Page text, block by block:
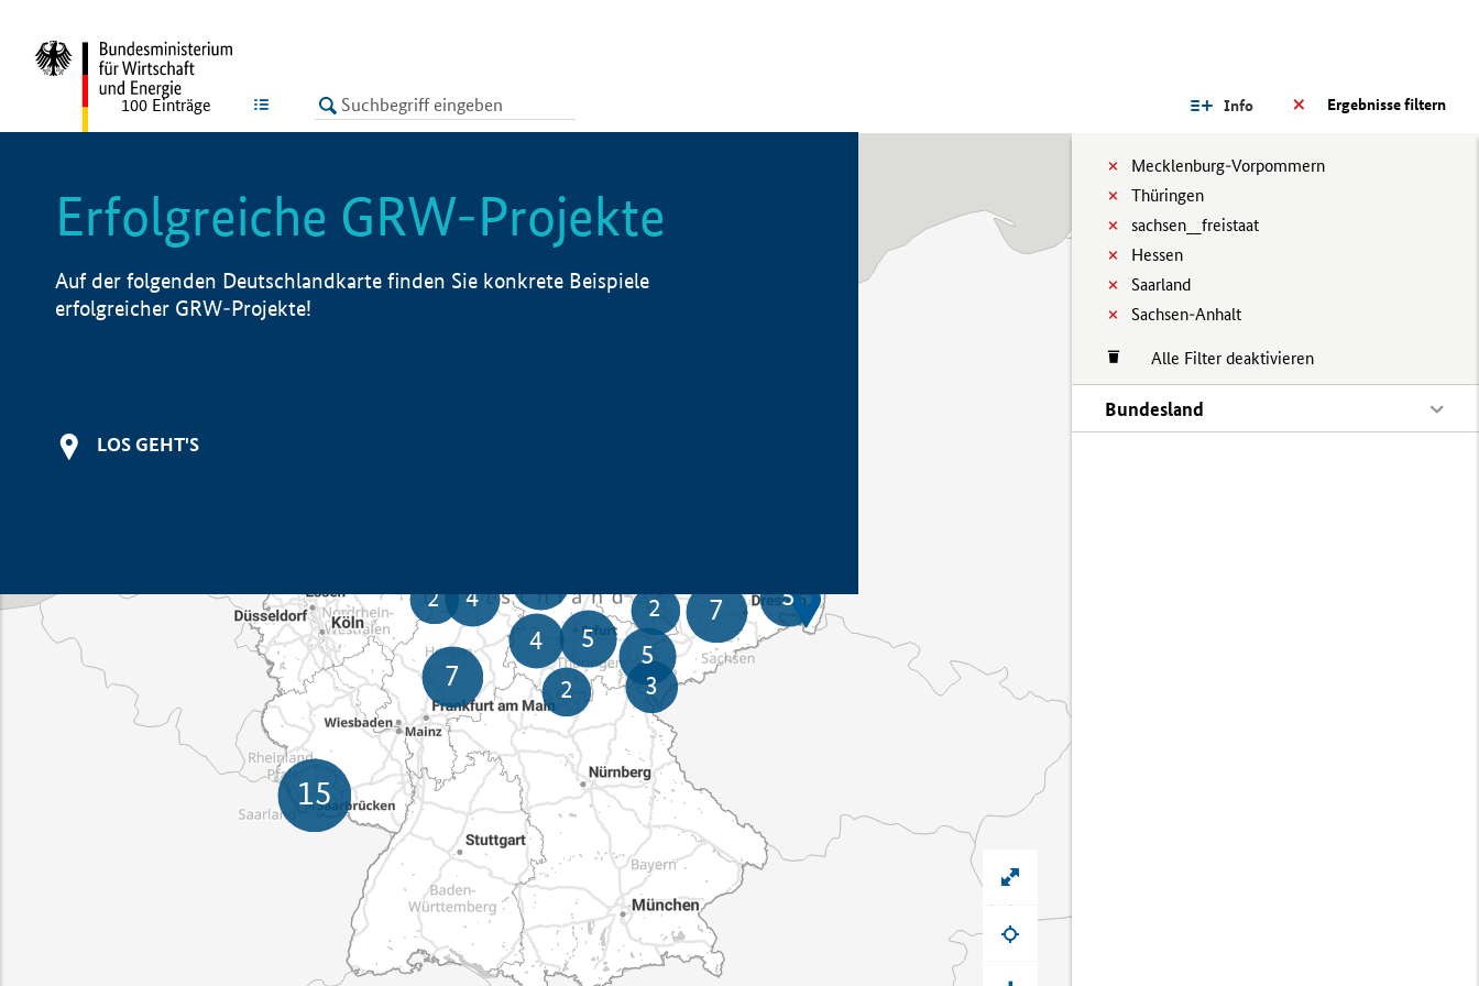
LISTE Ergebnisse filtern
Info
Mecklenburg-Vorpommern
Thüringen
sachsen__freistaat
Hessen
Saarland
Sachsen-Anhalt
Alle Filter deaktivieren
Bundesland
100 Einträge
Erfolgreiche GRW-Projekte
Auf der folgenden Deutschlandkarte finden Sie konkrete Beispiele
erfolgreicher GRW-Projekte!
LOS GEHT'S